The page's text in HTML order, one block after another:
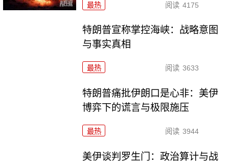
最热 阅读 4175
特朗普宣称掌控海峡：战略意图
与事实真相
最热 阅读 3633
特朗普痛批伊朗口是心非：美伊
博弈下的谎言与极限施压
最热 阅读 3944
美伊谈判罗生门：政治算计与战